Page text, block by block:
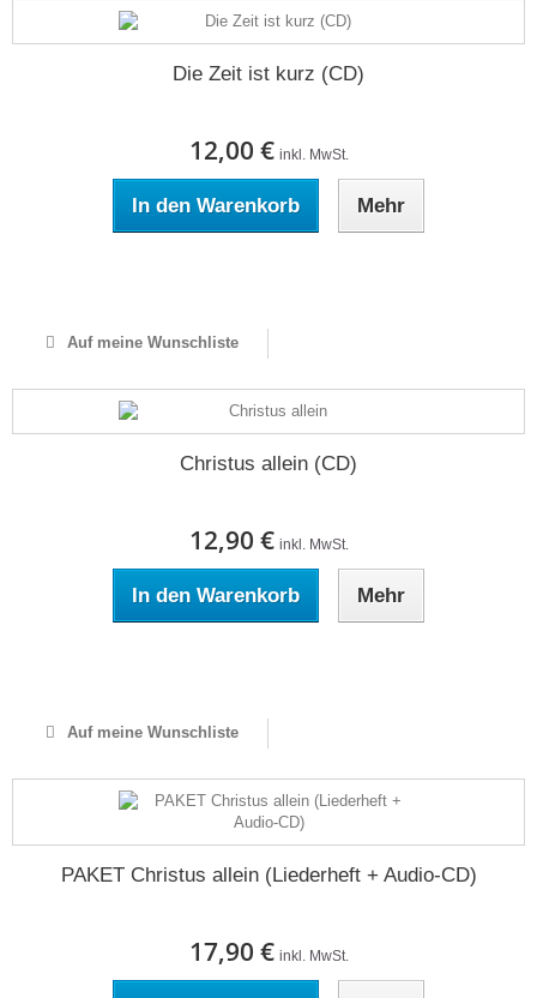
Die Zeit ist kurz (CD)
12,00 € inkl. MwSt.
In den Warenkorb Mehr
Auf meine Wunschliste
Christus allein (CD)
12,90 € inkl. MwSt.
In den Warenkorb Mehr
Auf meine Wunschliste
PAKET Christus allein (Liederheft + Audio-CD)
17,90 € inkl. MwSt.